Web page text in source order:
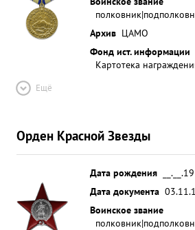
Архив ЦАМО
Фонд ист. информации
Картотека
Ещё
Орден Красной Звезды
Дата рождения
Дата документа
Воинское звание